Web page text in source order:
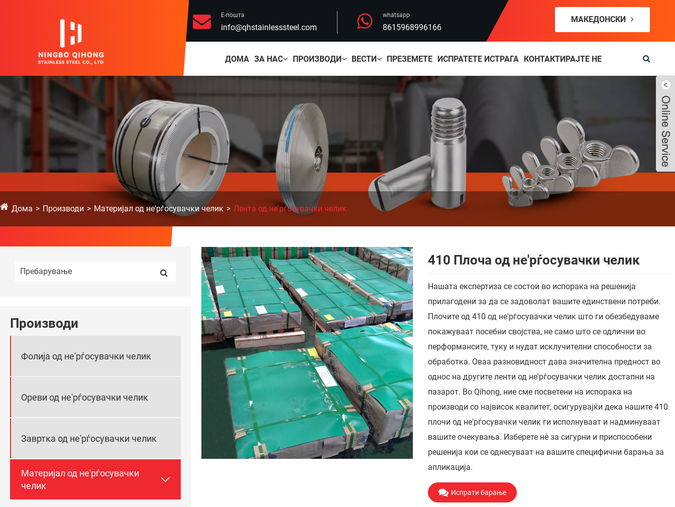
Е-пошта
info@qhstainlesssteel.com
whatsapp
8615968996166
МАКЕДОНСКИ
ДОМА ЗА НАС ПРОИЗВОДИ ВЕСТИ ПРЕЗЕМЕТЕ ИСПРАТЕТЕ ИСТРАГА КОНТАКТИРАЈТЕ НЕ
Дома Производи Материјал од не'рѓосувачки челик Лента од не'рѓосувачки челик
Производи
Фолија од не'рѓосувачки челик
Ореви од не'рѓосувачки челик
Завртка од не'рѓосувачки челик
Материјал од не'рѓосувачки
челик

410 Плоча од не'рѓосувачки челик
Нашата експертиза се состои во испорака на решенија
прилагодени за да се задоволат вашите единствени потреби.
Плочите од 410 од не'рѓосувачки челик што ги обезбедуваме
покажуваат посебни својства, не само што се одлични во
перформансите, туку и нудат исклучителни способности за
обработка. Оваа разновидност дава значителна предност во
однос на другите ленти од не'рѓосувачки челик достапни на
пазарот. Во Qihong, ние сме посветени на испорака на
производи со највисок квалитет, осигурувајќи дека нашите 410
плочи од не'рѓосувачки челик ги исполнуваат и надминуваат
вашите очекувања. Изберете нè за сигурни и приспособени
решенија кои се однесуваат на вашите специфични барања за
апликација.
Испрати барање